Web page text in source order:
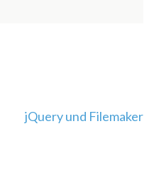
jQuery und Filemaker